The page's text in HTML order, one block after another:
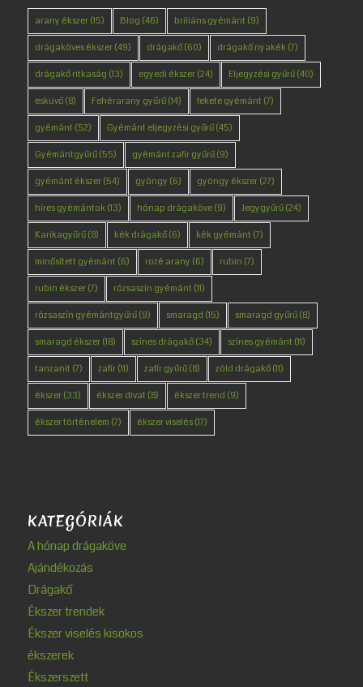
arany ékszer(15) Blog (46) briliáns gyémánt (9)
drágaköves ékszer(49) drágakő(60) drágakő nyakék(7)
drágakő ritkaság (13) egyedi ékszer(24) Eljegyzési gyűrű(40)
esküvő(8) Fehérarany gyűrű(14) fekete gyémánt (7)
gyémánt (52) Gyémánt eljegyzési gyűrű(45)
Gyémántgyűrű(55) gyémánt zafír gyűrű(9)
gyémánt ékszer(54) gyöngy (6) gyöngy ékszer(27)
híres gyémántok(13) hónap drágaköve(9) Jegygyűrű(24)
Karikagyűrű(8) kék drágakő(6) kék gyémánt (7)
minősített gyémánt (6) rozé arany (6) rubin (7)
rubin ékszer(7) rózsaszín gyémánt (11)
rózsaszín gyémántgyűrű(9) smaragd (15) smaragd gyűrű(8)
smaragd ékszer(18) színes drágakő(34) színes gyémánt (11)
tanzanit (7) zafír(11) zafír gyűrű(8) zöld drágakő(11)
ékszer(33) ékszer divat (8) ékszer trend (9)
ékszer történelem (7) ékszer viselés(17)
KATEGÓRIÁK
A hónap drágaköve
Ajándékozás
Drágakő
Ékszer trendek
Ékszer viselés kisokos
ékszerek
Ékszerszett